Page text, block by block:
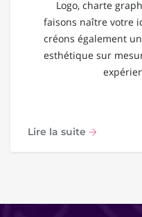
Logo, charte
faisons naître votre
créons également
esthétique sur
Lire la suite